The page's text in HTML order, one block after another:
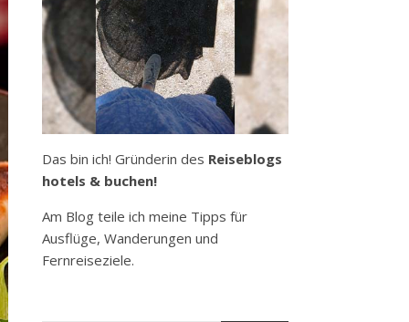
Das bin ich! Gründerin des Reiseblogs
hotels & buchen!
Am Blog teile ich meine Tipps für
Ausflüge, Wanderungen und
Fernreiseziele.